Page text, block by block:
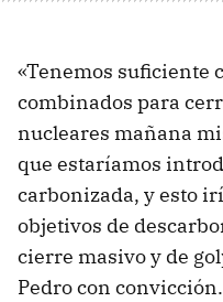
«Tenemos suficiente
combinados para
nucleares mañana
que estaríamos
carbonizada, y esto
objetivos de
cierre masivo y de
Pedro con